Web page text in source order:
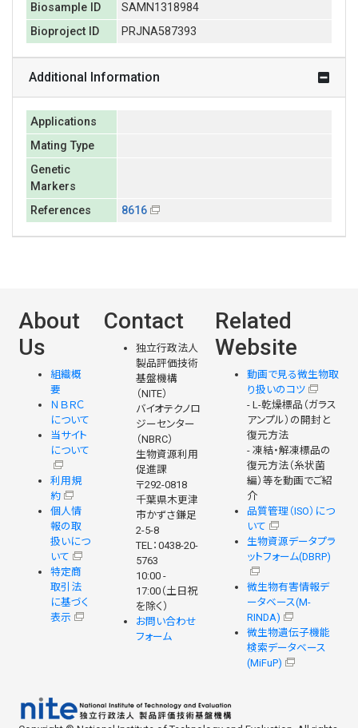
Biosample ID
SAMN1318984
Bioproject ID
PRJNA587393
Additional Information
Applications
Mating Type
Genetic
Markers
References
8616
About
Us
組織概
要
ＮＢＲＣ
について
当サイト
について
利用規
約
個人情
報の取
扱いにつ
いて
特定商
取引法
に基づく
表示
Contact
独立行政法人
製品評価技術
基盤機構
（NITE）
バイオテクノロ
ジーセンター
（NBRC）
生物資源利用
促進課
〒292-0818
千葉県木更津
市かずさ鎌足
2-5-8
TEL：0438-20-
5763
10:00 -
17:00（土日祝
を除く）
お問い合わせ
フォーム
Related
Website
動画で見る微生物取
り扱いのコツ
- L-乾燥標品（ガラス
アンプル）の開封と
復元方法
- 凍結・解凍標品の
復元方法（糸状菌
編）等を動画でご紹
介
品質管理（ISO）につ
いて
生物資源データプラ
ットフォーム(DBRP)
微生物有害情報デ
ータベース(M-
RINDA)
微生物遺伝子機能
検索データベース
(MiFuP)